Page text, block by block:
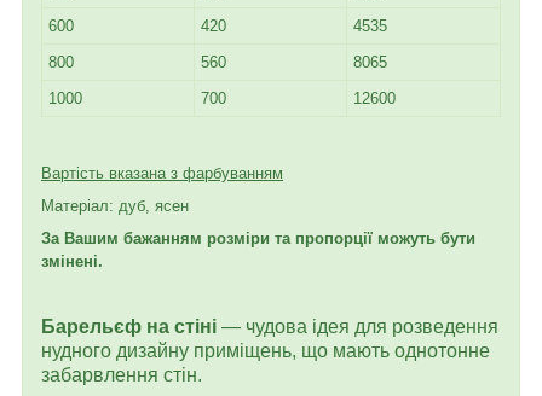
600
420
4535
800
560
8065
1000
700 12600
Вартість вказана з фарбуванням
Матеріал: дуб, ясен
За Вашим бажанням розміри та пропорції можуть бути
змінені.
Барельєф на стіні — чудова ідея для розведення
нудного дизайну приміщень, що мають однотонне
забарвлення стін.